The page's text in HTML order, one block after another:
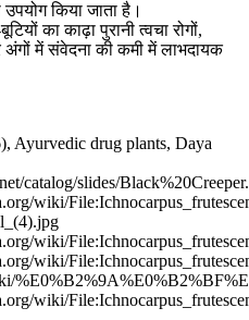
किया जाता है।
का काढ़ा पुरानी त्वचा रोगों,
में संवेदना की कमी में लाभदायक
Ayurvedic drug plants, Daya
catalog/slides/
wiki/
wiki/
wiki/
wiki/